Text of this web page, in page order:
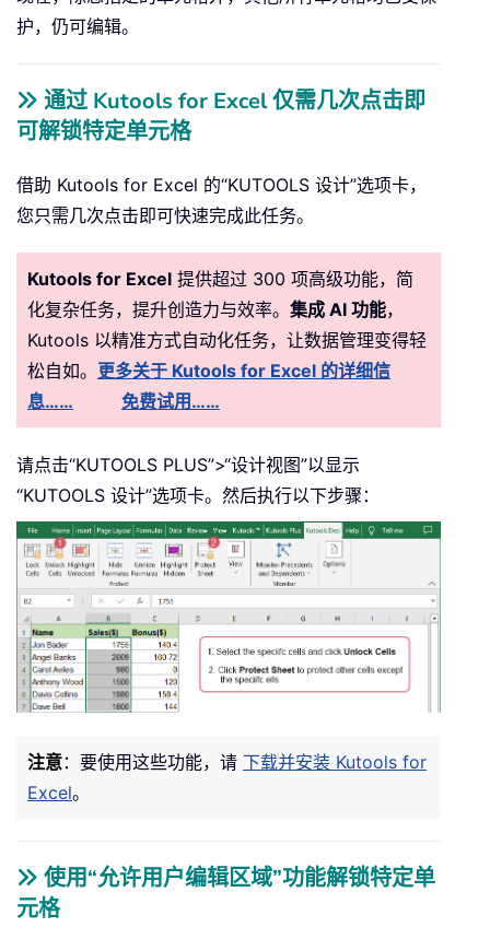
护，仍可编辑。
通过 Kutools for Excel 仅需几次点击即
可解锁特定单元格
借助 Kutools for Excel 的“KUTOOLS 设计”选项卡，
您只需几次点击即可快速完成此任务。
Kutools for Excel 提供超过 300 项高级功能，简
化复杂任务，提升创造力与效率。 集成 AI 功能，
Kutools 以精准方式自动化任务，让数据管理变得轻
松自如。 更多关于 Kutools for Excel 的详细信
息……
免费试用……
请点击“KUTOOLS PLUS”>“设计视图”以显示
“KUTOOLS 设计”选项卡。然后执行以下步骤：
注意： 要使用这些功能，请 下载并安装 Kutools for
Excel。
使用“允许用户编辑区域”功能解锁特定单
元格